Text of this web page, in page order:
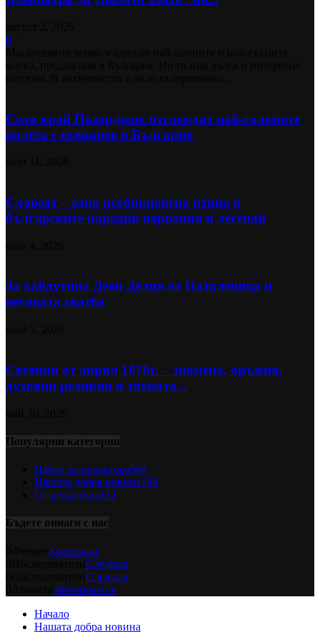
0
Села край Пазарджик отглеждат най-големите
полета с ехинацея в България
Славеят – една необикновена птица в
българските народни вярвания и легенди
За хайдутина Деян Делия от Паталеница и
неговата сватба
Светини от април 1876г. – знамена, оръжия,
духовни реликви и тяхната...
Популярни категории
Избор на редактора504
Нашата добра новина198
От редактора132
Бъдете винаги с нас
Харесване
Следвам
Следвам
Абонирам се
Начало
Нашата добра новина